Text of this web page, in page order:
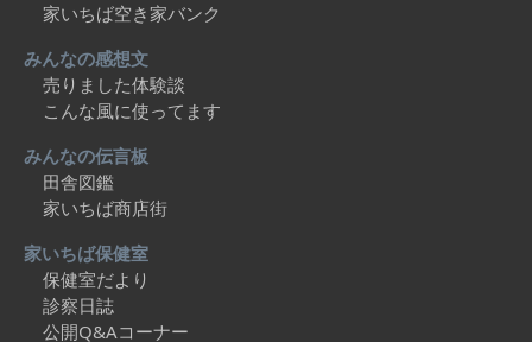
家いちば空き家バンク
みんなの感想文
売りました体験談
こんな風に使ってます
みんなの伝言板
田舎図鑑
家いちば商店街
家いちば保健室
保健室だより
診察日誌
公開Q&Aコーナー